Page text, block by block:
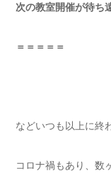
次の教室開催が待ち
＝＝＝＝＝
などいつも以上に終
コロナ禍もあり、数